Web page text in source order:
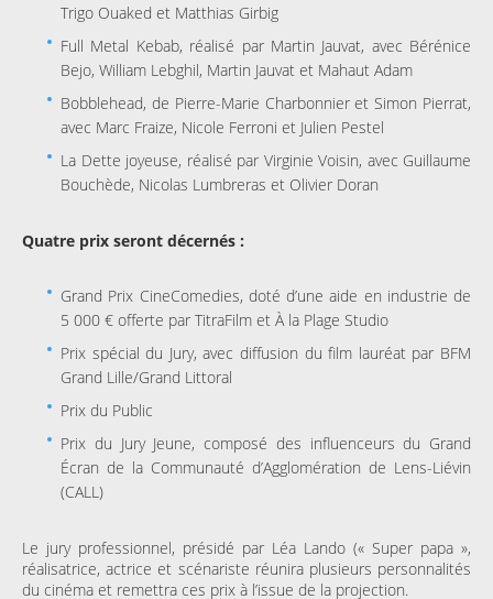
Trigo Ouaked et Matthias Girbig
Full Metal Kebab, réalisé par Martin Jauvat, avec Bérénice
Bejo, William Lebghil, Martin Jauvat et Mahaut Adam
Bobblehead, de Pierre-Marie Charbonnier et Simon Pierrat,
avec Marc Fraize, Nicole Ferroni et Julien Pestel
La Dette joyeuse, réalisé par Virginie Voisin, avec Guillaume
Bouchède, Nicolas Lumbreras et Olivier Doran
Quatre prix seront décernés :
Grand Prix CineComedies, doté d’une aide en industrie de
5 000 € offerte par TitraFilm et À la Plage Studio
Prix spécial du Jury, avec diffusion du film lauréat par BFM
Grand Lille/Grand Littoral
Prix du Public
Prix du Jury Jeune, composé des influenceurs du Grand
Écran de la Communauté d’Agglomération de Lens-Liévin
(CALL)
Le jury professionnel, présidé par Léa Lando (« Super papa »,
réalisatrice, actrice et scénariste réunira plusieurs personnalités
du cinéma et remettra ces prix à l’issue de la projection.